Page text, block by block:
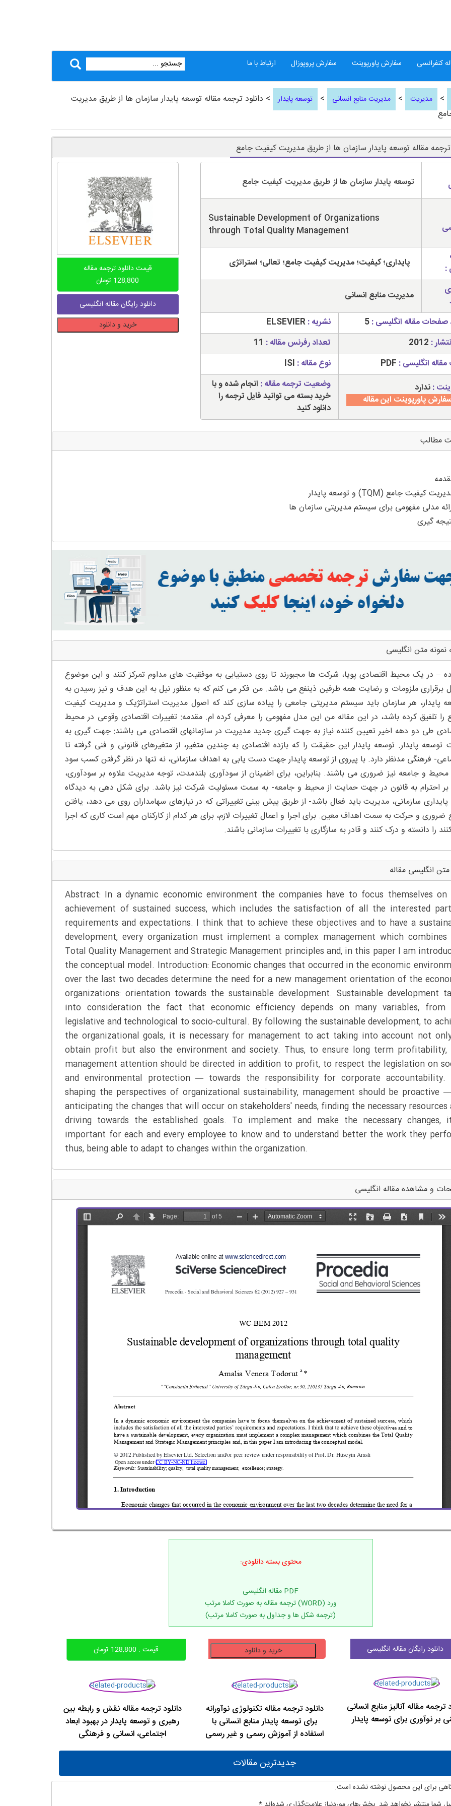
کنفرانسی سفارش پاورپوینت سفارش پروپوزال ارتباط با ما
> مدیریت > مدیریت منابع انسانی > توسعه پایدار
> دانلود ترجمه مقاله توسعه پایدار سازمان ها از طریق مدیریت
ترجمه مقاله توسعه پایدار سازمان ها از طریق مدیریت کیفیت جامع
توسعه پایدار سازمان ها از طریق مدیریت کیفیت جامع
Sustainable Development of Organizations
through Total Quality Management
:
پایداری؛ کیفیت؛ مدیریت کیفیت جامع؛ تعالی؛ استراتژی
مدیریت منابع انسانی
صفحات مقاله انگلیسی :5 نشریه :ELSEVIER
:
2012 تعداد رفرنس مقاله : 11
انگلیسی : PDF نوع مقاله : ISI
:ندارد
پاورپوینت این مقاله
وضعیت ترجمه مقاله : انجام شده و با
خرید بسته می توانید فایل ترجمه را
دانلود کنید
قیمت دانلود ترجمه مقاله
128,800 تومان
دانلود رایگان مقاله انگلیسی
ترجمه
مدیریت
خرید و دانلود
مطالب
2. مدیریت کیفیت جامع (TQM) و توسعه پایدار
نمونه متن انگلیسی
– در یک محیط اقتصادی پویا، شرکت ها مجبورند تا روی دستیابی به موفقیت های مداوم تمرکز کنند و این موضوع
برقراری ملزومات و رضایت همه طرفین ذینفع می باشد. من فکر می کنم که به منظور نیل به این هدف و نیز رسیدن به
پایدار، هر سازمان باید سیستم مدیریتی جامعی را پیاده سازی کند که اصول مدیریت استراتژیک و مدیریت کیفیت
را تلفیق کرده باشد، در این مقاله من این مدل مفهومی را معرفی کرده ام. مقدمه: تغییرات اقتصادی وقوعی در محیط
طی دو دهه اخیر تعیین کننده نیاز به جهت گیری جدید مدیریت در سازمانهای اقتصادی می باشند: جهت گیری به
پایدار. توسعه پایدار این حقیقت را که بازده اقتصادی به چندین متغیر، از متغیرهای قانونی و فنی گرفته تا
فرهنگی مدنظر دارد. با پیروی از توسعه پایدار جهت دست یابی به اهداف سازمانی، نه تنها در نظر گرفتن کسب سود
محیط و جامعه نیز ضروری می باشند. بنابراین، برای اطمینان از سودآوری بلندمدت، توجه مدیریت علاوه بر سودآوری،
بر احترام به قانون در جهت حمایت از محیط و جامعه- به سمت مسئولیت شرکت نیز باشد. برای شکل دهی به دیدگاه
سازمانی، مدیریت باید فعال باشد- از طریق پیش بینی تغییراتی که در نیازهای سهامداران روی می دهد، یافتن
ضروری و حرکت به سمت اهداف معین. برای اجرا و اعمال تغییرات لازم، برای هر کدام از کارکنان مهم است کاری که اجرا
را دانسته و درک کنند و قادر به سازگاری با تغییرات سازمانی باشند.
انگلیسی مقاله
Abstract: In a dynamic economic environment the companies have to focus themselves on
achievement of sustained success, which includes the satisfaction of all the interested
requirements and expectations. I think that to achieve these objectives and to have a
development, every organization must implement a complex management which combines
Total Quality Management and Strategic Management principles and, in this paper I am
the conceptual model. Introduction: Economic changes that occurred in the economic
over the last two decades determine the need for a new management orientation of the
organizations: orientation towards the sustainable development. Sustainable development
into consideration the fact that economic efficiency depends on many variables, from
legislative and technological to socio-cultural. By following the sustainable development, to
the organizational goals, it is necessary for management to act taking into account not
obtain profit but also the environment and society. Thus, to ensure long term profitability,
management attention should be directed in addition to profit, to respect the legislation on
and environmental protection — towards the responsibility for corporate accountability.
shaping the perspectives of organizational sustainability, management should be proactive
anticipating the changes that will occur on stakeholders' needs, finding the necessary resources
driving towards the established goals. To implement and make the necessary changes,
important for each and every employee to know and to understand better the work they
thus, being able to adapt to changes within the organization.
و مشاهده مقاله انگلیسی
محتوی بسته دانلودی:
(ترجمه شکل ها و جداول به صورت کاملا مرتب)
دانلود رایگان مقاله انگلیسی قیمت : 128,800 تومان
دانلود
ترجمه
توسعه
سازمان
ها
از
مدیریت
کیفیت
جامع
خرید و دانلود
ترجمه مقاله آنالیز منابع انسانی
بر نوآوری برای توسعه پایدار
دانلود ترجمه مقاله تکنولوژی نوآورانه
برای توسعه پایدار منابع انسانی با
استفاده از آموزش رسمی و غیر رسمی
دانلود ترجمه مقاله نقش و رابطه بین
رهبری و توسعه پایدار در بهبود ابعاد
اجتماعی، انسانی و فرهنگی
جدیدترین مقالات
برای این محصول نوشته نشده است.